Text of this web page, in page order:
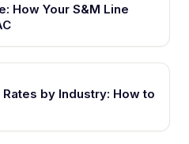
How Your S&M Line
by Industry: How to